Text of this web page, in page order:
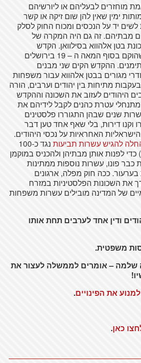
מוחזרים לבעליהם או ליורשיהם
ימין שאין להן שום זיקה או קשר
לשים יד על הנכסים ומכוח החוק לסלק
מבתיהם. זה גם היה המקרה של
בטן אלהווא בסילוואן. הקדש
בנבנשתי הוא הקדש שהוקם בסוף המאה ה – 19 בירושלים
ההקדש הקים שני מבנים
מגורים בבטן אלהווא עבור משפחות
בשנות ה – 30, בעקבות מתיחות בין יהודים וערבים, הורה
היהודים לעזוב את השכונה וההקדש
הצליחו מתנחלי עטרת כהנים לקבל לידיהם את
שנים שבהן התגוררו פלסטינים
וקנו דירות, בלי שאף אחד טען דבר
האחראיות על נכסי היהודים.
להגיש עשרות תביעות
נגד כ-100
נפשות) כדי לפנות אותן מבתיהן ולהכניס במוקמן
משפחות כבר פונו, עשרות נוספות ממתינות
ככה חוק מפלה, ארגונים
את השכונות הפלסטיניות במזרח
של המדינה מובילים עשרות משפחות
ודין אחד לערבים תחת אותו
משפטית.
שלמה – אומרים לממשלה לעצור את
את הפינויים.
כאן.